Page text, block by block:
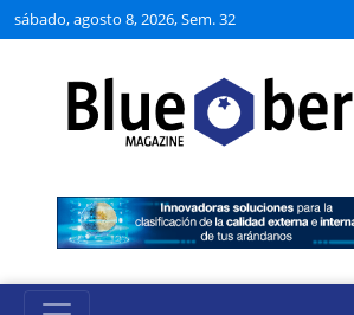
sábado, agosto 8, 2026, Sem. 32